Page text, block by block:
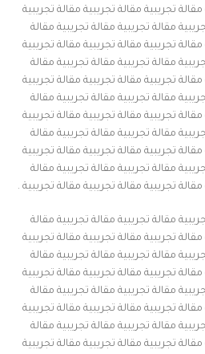
تجريبية مقالة تجريبية مقالة تجريبية
مقالة تجريبية مقالة تجريبية مقالة
تجريبية مقالة تجريبية مقالة تجريبية
مقالة تجريبية مقالة تجريبية مقالة
تجريبية مقالة تجريبية مقالة تجريبية
مقالة تجريبية مقالة تجريبية مقالة
تجريبية مقالة تجريبية مقالة تجريبية
مقالة تجريبية مقالة تجريبية مقالة
تجريبية مقالة تجريبية مقالة تجريبية
مقالة تجريبية مقالة تجريبية مقالة
تجريبية مقالة تجريبية مقالة تجريبية .
مقالة تجريبية مقالة تجريبية مقالة
تجريبية مقالة تجريبية مقالة تجريبية
مقالة تجريبية مقالة تجريبية مقالة
تجريبية مقالة تجريبية مقالة تجريبية
مقالة تجريبية مقالة تجريبية مقالة
تجريبية مقالة تجريبية مقالة تجريبية
مقالة تجريبية مقالة تجريبية مقالة
تجريبية مقالة تجريبية مقالة تجريبية